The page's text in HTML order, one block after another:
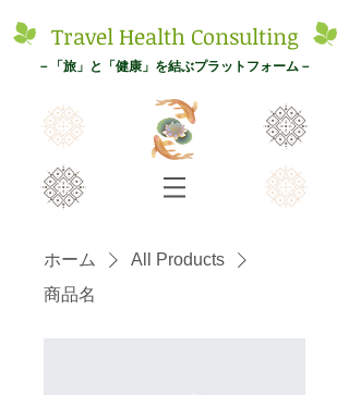
TravelHealth Consulting
－ 「旅 」と「健康」を結ぶプラットフォーム－
ホーム
All Products
商品名